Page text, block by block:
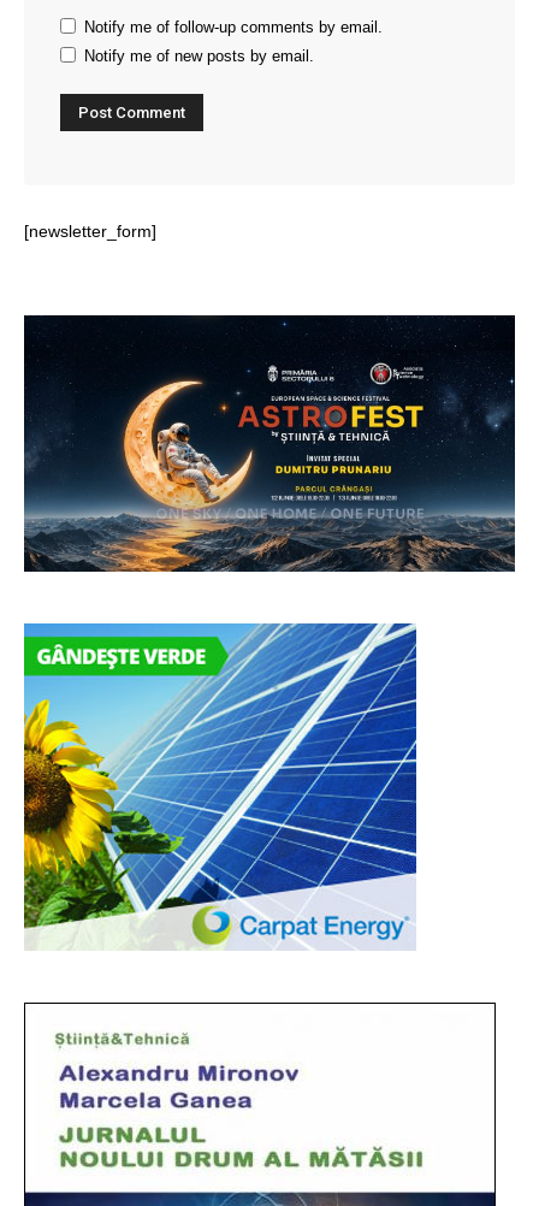
Notify me of follow-up comments by email.
Notify me of new posts by email.
[newsletter_form]